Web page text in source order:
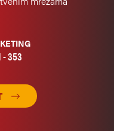
- 353